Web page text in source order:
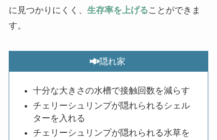
に見つかりにくく、 生存率を上げることができま
す。
隠れ家
十分な大きさの水槽で接触回数を減らす
チェリーシュリンプが隠れられるシェル
ターを入れる
チェリーシュリンプが隠れられる水草を